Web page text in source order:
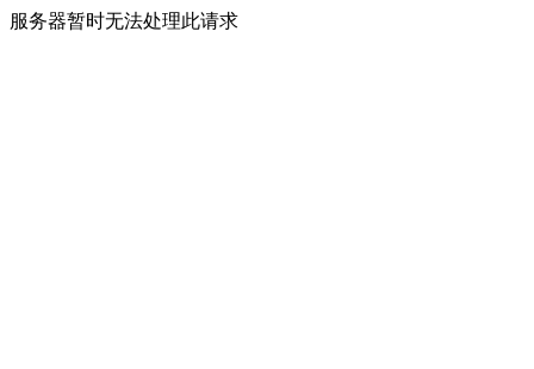
服务器暂时无法处理此请求